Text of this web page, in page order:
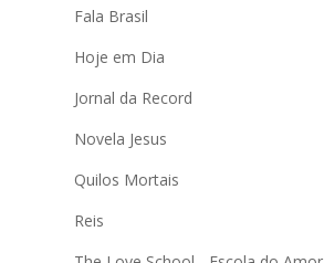
Fala Brasil
Hoje em Dia
Jornal da Record
Novela Jesus
Quilos Mortais
Reis